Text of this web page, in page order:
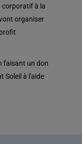
corporatif à la
organiser
faisant un don
Soleil à l'aide